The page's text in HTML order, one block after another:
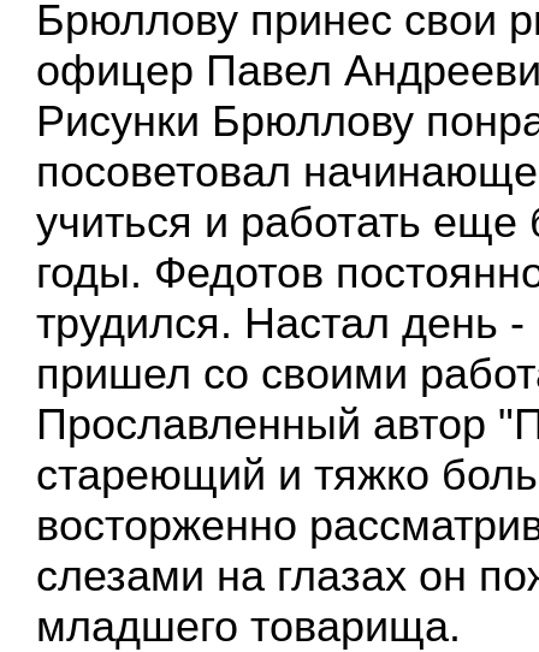
Брюллову принес свои
офицер Павел
Рисунки Брюллову
посоветовал
учиться и работать
годы. Федотов
трудился. Настал день -
пришел со своими
Прославленный автор
стареющий и тяжко
восторженно
слезами на глазах он
младшего товарища.